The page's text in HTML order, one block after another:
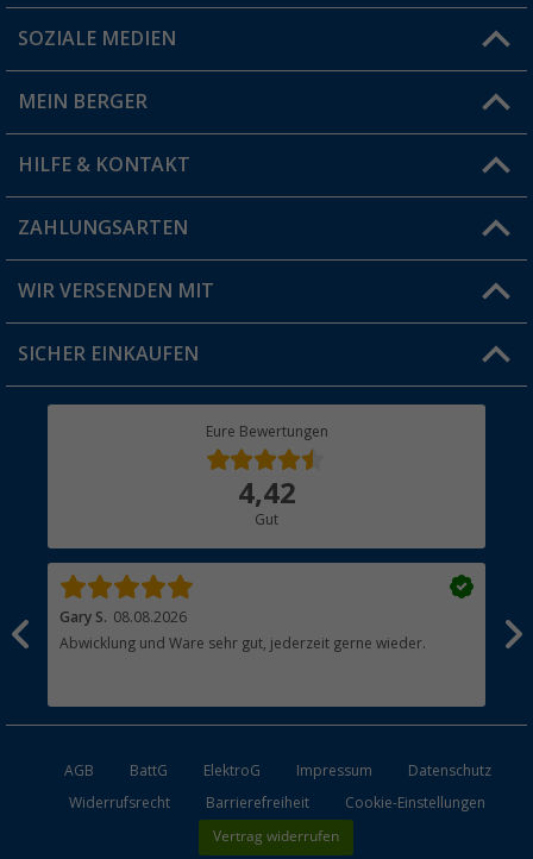
Du hast eine Frage?
Filiale finden
SOZIALE MEDIEN
MEIN BERGER
Vorteilskarte
Blog
Jobs & Karriere
HILFE & KONTAKT
FAQ & Kontakt
Versandinformationen
Rücksendung
ZAHLUNGSARTEN
WIR VERSENDEN MIT
SICHER EINKAUFEN
Eure Bewertungen
4,42
Gut
Gary S. 08.08.2026
Abwicklung und Ware sehr gut, jederzeit gerne wieder.
AGB BattG ElektroG Impressum
Datenschutz
Widerrufsrecht
Barrierefreiheit Cookie-Einstellungen
Vertrag widerrufen